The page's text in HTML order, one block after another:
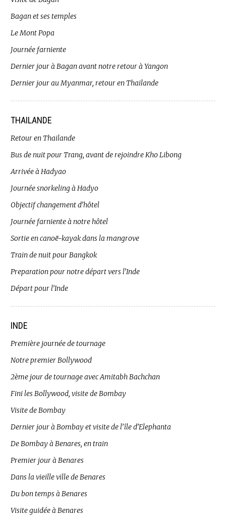
Bagan et ses temples
Le Mont Popa
Journée farniente
Dernier jour à Bagan avant notre retour à Yangon
Dernier jour au Myanmar, retour en Thailande
THAILANDE
Retour en Thailande
Bus de nuit pour Trang, avant de rejoindre Kho Libong
Arrivée à Hadyao
Journée snorkeling à Hadyo
Objectif changement d’hôtel
Journée farniente à notre hôtel
Sortie en canoë-kayak dans la mangrove
Train de nuit pour Bangkok
Preparation pour notre départ vers l’Inde
Départ pour l’Inde
INDE
Première journée de tournage
Notre premier Bollywood
2ème jour de tournage avec Amitabh Bachchan
Fini les Bollywood, visite de Bombay
Visite de Bombay
Dernier jour à Bombay et visite de l’île d’Elephanta
De Bombay à Benares, en train
Premier jour à Benares
Dans la vieille ville de Benares
Du bon temps à Benares
Visite guidée à Benares